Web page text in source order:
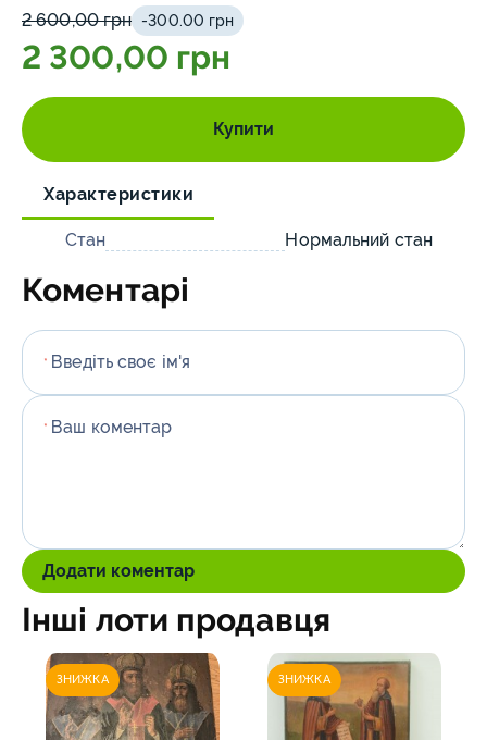
2 600,00 грн -300.00 грн
2 300,00 грн
Купити
Характеристики
Стан Нормальний стан
Коментарі
* Введіть своє ім'я
* Ваш коментар
Додати коментар
Інші лоти продавця
ЗНИЖКА ЗНИЖКА